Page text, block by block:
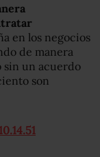
en los negocios
de manera
sin un acuerdo
son